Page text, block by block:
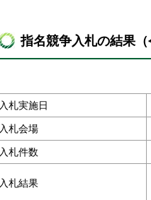
指名競争入札の結果（
入札実施日
入札会場
入札件数
入札結果